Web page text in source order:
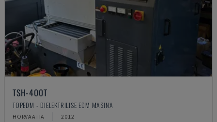
TSH-400T
TOPEDM - DIELEKTRILISE EDM MASINA
HORVAATIA 2012